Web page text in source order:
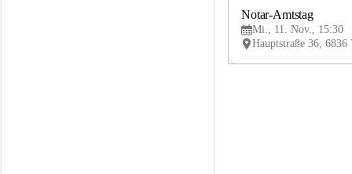
Notar-Amtstag
Mi., 11. Nov., 15:30